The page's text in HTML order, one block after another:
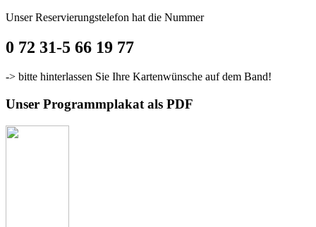
Unser Reservierungstelefon hat die Nummer
0 72 31-5 66 19 77
-> bitte hinterlassen Sie Ihre Kartenwünsche auf dem Band!
Unser Programmplakat als PDF